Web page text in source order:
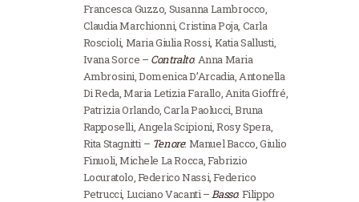
Francesca Guzzo, Susanna Lambrocco,
Claudia Marchionni, Cristina Poja, Carla
Roscioli, Maria Giulia Rossi, Katia Sallusti,
Ivana Sorce – Contralto: Anna Maria
Ambrosini, Domenica D’Arcadia, Antonella
Di Reda, Maria Letizia Farallo, Anita Gioffré,
Patrizia Orlando, Carla Paolucci, Bruna
Rapposelli, Angela Scipioni, Rosy Spera,
Rita Stagnitti – Tenore: Manuel Bacco, Giulio
Finuoli, Michele La Rocca, Fabrizio
Locuratolo, Federico Nassi, Federico
Petrucci, Luciano Vacanti –Basso: Filippo